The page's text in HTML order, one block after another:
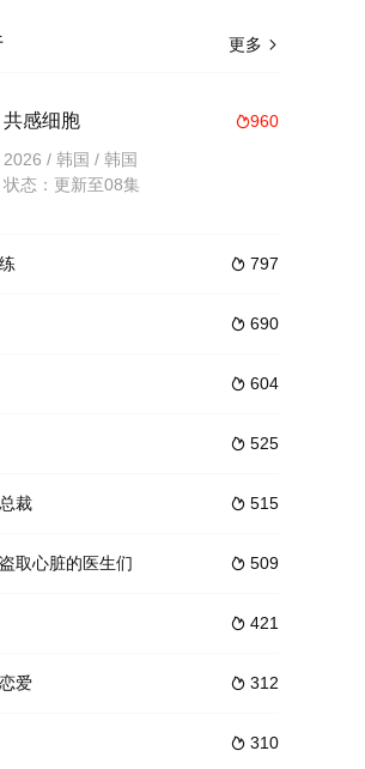
曼史。
奇地在20多岁和50多岁之间来回转换，这使得她
朴允载等主演，李胜烈导演执
更多 
960
共感细胞
2026 / 韩国 / 韩国
状态：更新至08集
 797
 690
 604
 525
 515
裁
 509
取心脏的医生们
 421
 312
爱
 310